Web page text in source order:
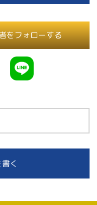
をフォローする
く